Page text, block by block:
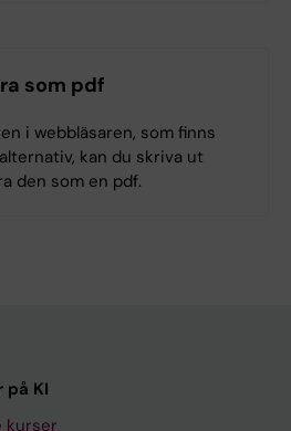
som pdf
i webbläsaren, som finns
kan du skriva ut
den som en pdf.
på KI
kurser